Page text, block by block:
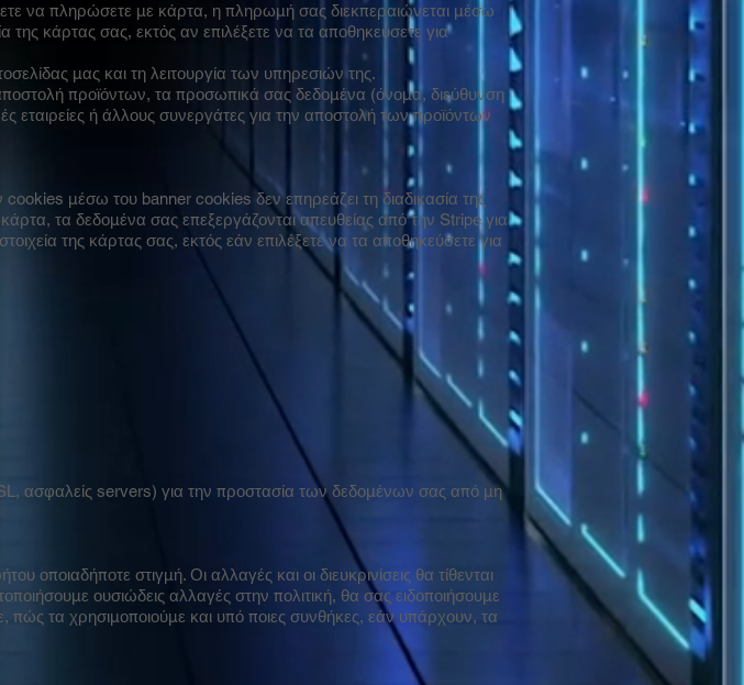
να πληρώσετε με κάρτα, η πληρωμή σας διεκπεραιώνεται μέσω
κάρτας σας, εκτός αν επιλέξετε να τα αποθηκεύσετε για
μας και τη λειτουργία των υπηρεσιών της.
προϊόντων, τα προσωπικά σας δεδομένα (όνομα, διεύθυνση
εταιρείες ή άλλους συνεργάτες για την αποστολή των προϊόντων
μέσω του banner cookies δεν επηρεάζει τη διαδικασία της
τα δεδομένα σας επεξεργάζονται απευθείας από την Stripe για
της κάρτας σας, εκτός εάν επιλέξετε να τα αποθηκεύσετε για
ασφαλείς servers) για την προστασία των δεδομένων σας από μη
οποιαδήποτε στιγμή. Οι αλλαγές και οι διευκρινίσεις θα τίθενται
ουσιώδεις αλλαγές στην πολιτική, θα σας ειδοποιήσουμε
πώς τα χρησιμοποιούμε και υπό ποιες συνθήκες, εάν υπάρχουν, τα